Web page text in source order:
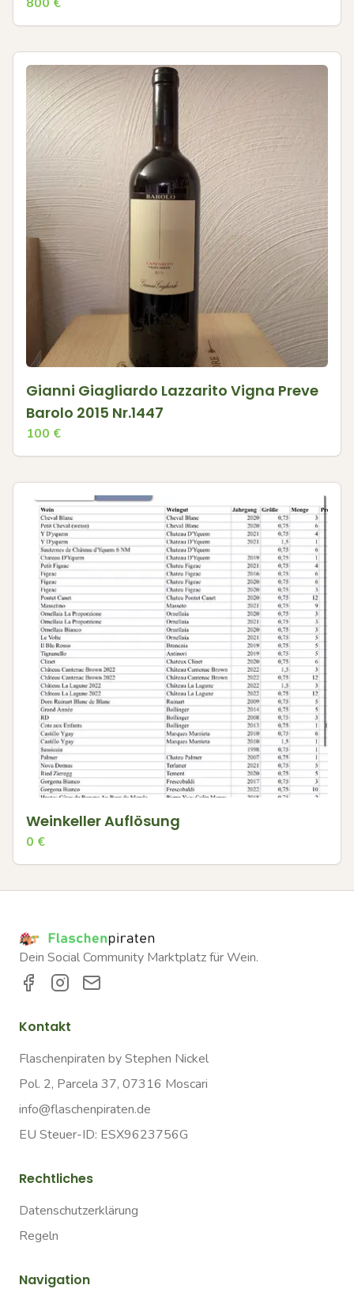
Gianni Giagliardo Lazzarito Vigna Preve
Barolo 2015 Nr.1447
100 €
Weinkeller Auflösung
0 €
Dein Social Community Marktplatz für Wein.
Kontakt
Flaschenpiraten by Stephen Nickel
Pol. 2, Parcela 37, 07316 Moscari
info@flaschenpiraten.de
EU Steuer-ID: ESX9623756G
Rechtliches
Datenschutzerklärung
Regeln
Navigation